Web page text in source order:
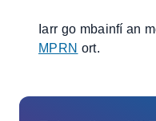
Iarr go mbainfí an
MPRN ort.